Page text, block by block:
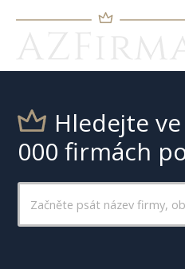
Hledejte
000 firmách